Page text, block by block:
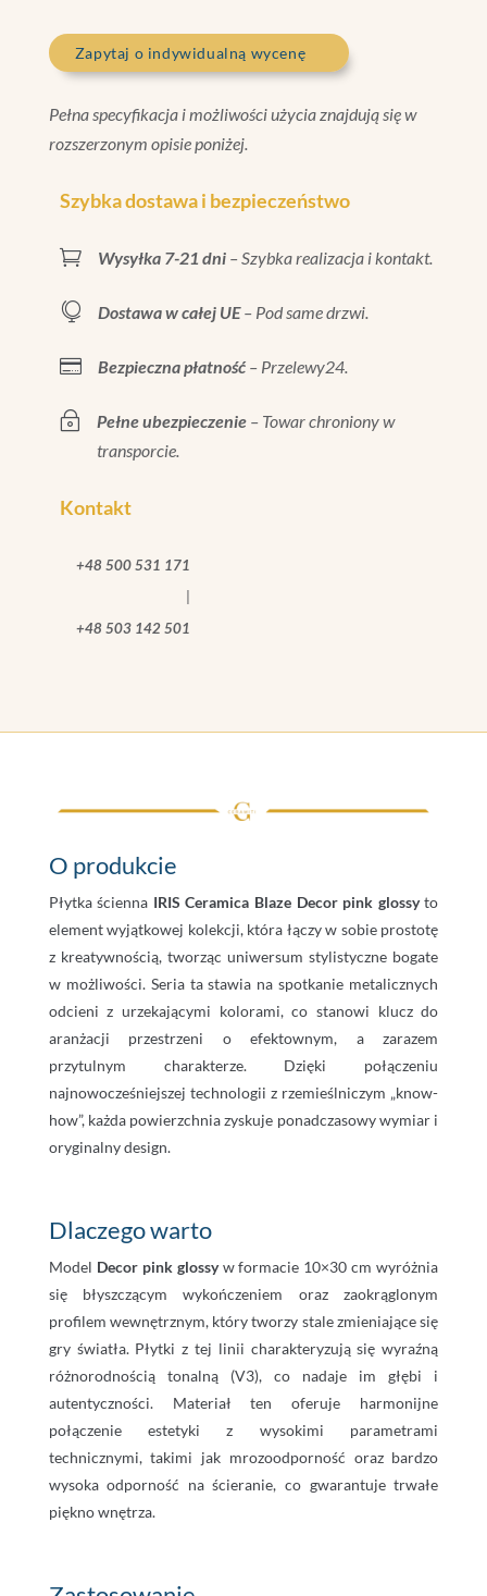
Zapytaj o indywidualną wycenę
Pełna specyfikacja i możliwości użycia znajdują się w
rozszerzonym opisie poniżej.
Szybka dostawa i bezpieczeństwo
 Wysyłka 7-21 dni– Szybka realizacja i kontakt.
 Dostawa w całej UE– Pod same drzwi.
 Bezpieczna płatność– Przelewy24.
~ Pełne ubezpieczenie– Towar chroniony w
transporcie.
Kontakt
+48 500 531 171
+48 503 142 501
O produkcie
Płytka ścienna IRIS Ceramica Blaze Decor pink glossyto
element wyjątkowej kolekcji, która łączy w sobie prostotę
z kreatywnością, tworząc uniwersum stylistyczne bogate
w możliwości. Seria ta stawia na spotkanie metalicznych
odcieni z urzekającymi kolorami, co stanowi klucz do
aranżacji przestrzeni o efektownym, a zarazem
przytulnym charakterze. Dzięki połączeniu
najnowocześniejszej technologii z rzemieślniczym „know-
how”, każda powierzchnia zyskuje ponadczasowy wymiar i
oryginalny design.
Dlaczego warto
Model Decor pink glossyw formacie 10×30 cm wyróżnia
się błyszczącym wykończeniem oraz zaokrąglonym
profilem wewnętrznym, który tworzy stale zmieniające się
gry światła. Płytki z tej linii charakteryzują się wyraźną
różnorodnością tonalną (V3), co nadaje im głębi i
autentyczności. Materiał ten oferuje harmonijne
połączenie estetyki z wysokimi parametrami
technicznymi, takimi jak mrozoodporność oraz bardzo
wysoka odporność na ścieranie, co gwarantuje trwałe
piękno wnętrza.